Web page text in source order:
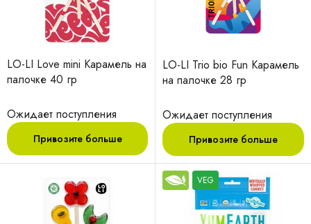
LO-LI Love mini Карамель на
палочке 40 гр
Ожидает поступления
Привозите больше
LO-LI Trio bio Fun Карамель
на палочке 28 гр
Ожидает поступления
Привозите больше
VEG